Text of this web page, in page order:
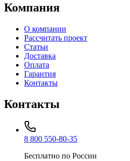
Компания
О компании
Рассчитать проект
Статьи
Доставка
Оплата
Гарантия
Контакты
Контакты
8 800 550-80-35
Бесплатно по России